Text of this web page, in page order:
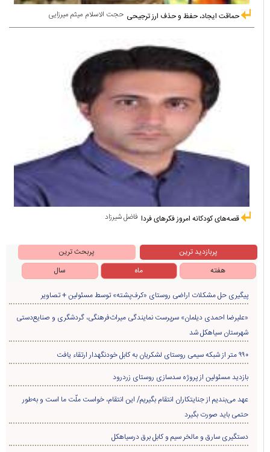
حجت الاسلام میثم میرزایی حماقت ایجاد، حفظ و حذف ارز ترجیحی
فاضل شیرزاد قصه‌های کودکانه امروز فکرهای فردا
پربازدید ترین
پربحث ترین
هفته
ماه سال
پیگیری حل مشکلات اراضی روستای «کرف‌پشته» توسط مسئولین + تصاویر
«علیرضا احمدی دیلمان» سرپرست نمایندگی میراث‌فرهنگی، گردشگری و صنایع‌دستی
شهرستان سیاهکل شد
۹۹۰ متر از شبکه سیمی روستای لشکریان به کابل خودنگهدار ارتقاء یافت
بازدید مسئولین از پروژه سدسازی روستای زردرود
عهد می‌بندیم از جنایتکاران انتقام بگیریم/ این انتقام، خواست ملّت ما است و به‌طور
حتمی باید صورت بگیرد
دستگیری سارق و مالخر سیم و کابل برق درسیاهکل